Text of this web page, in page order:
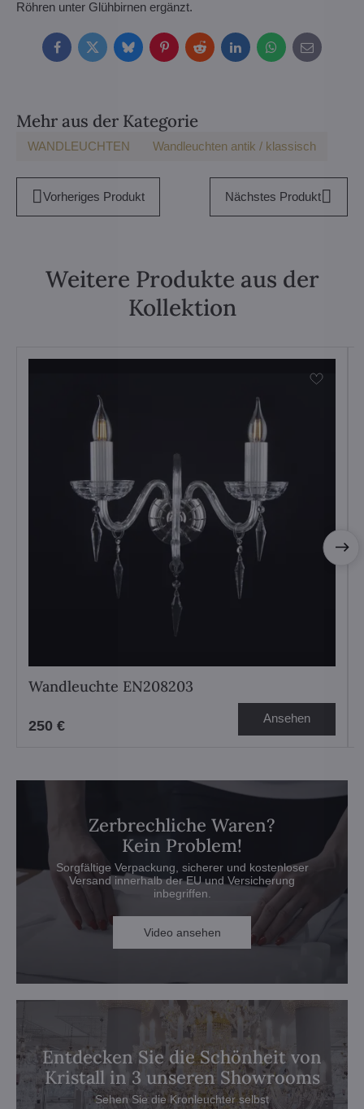
Röhren unter Glühbirnen ergänzt.
FacebookTwitterBlueskyPinterestRedditLinkedInWhatsApp
E-
mail
Mehr aus der Kategorie
WANDLEUCHTEN Wandleuchten antik / klassisch
Vorheriges Produkt Nächstes Produkt
Weitere Produkte aus der
Kollektion
Wandleuchte EN208203
250 € Ansehen
Zerbrechliche Waren?
Kein Problem!
Sorgfältige Verpackung, sicherer und kostenloser
Versand innerhalb der EU und Versicherung
inbegriffen.
Video ansehen
Entdecken Sie die Schönheit von
Kristall in 3 unseren Showrooms
Sehen Sie die Kronleuchter selbst